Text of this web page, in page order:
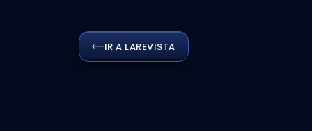
IR A LAREVISTA